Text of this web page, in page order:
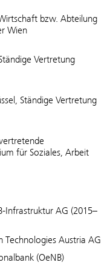
bzw. Abteilung
Wien
Vertretung
Ständige Vertretung
für Soziales, Arbeit
Infrastruktur AG (2015–
Technologies Austria AG
(OeNB)